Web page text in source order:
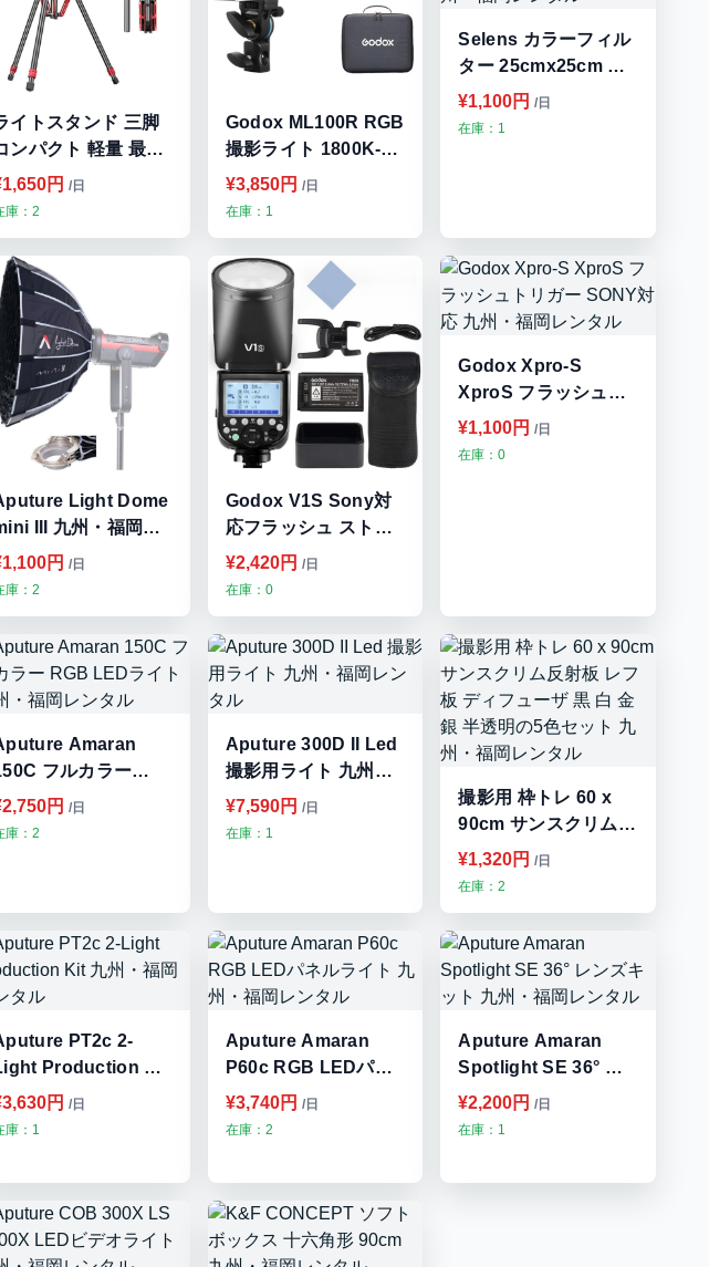
イトスタンド 三脚
ンパクト 軽量 最大
高さ調節可能
州・福岡レンタル
円 /日
庫：2
Godox ML100R RGB
撮影ライト 1800K-
10000Kアプリコント
ロール対応 九州・福
¥3,850円 /日
在庫：1
Selens カラーフィル
ター 25cmx25cm 照
明用 ジェルカラーフ
ィルター 半透明 色補
¥1,100円/日
在庫：1
Light Dome
III 九州・福岡レ
タル円 /日
庫：2
Godox V1S Sony対
応フラッシュ ストロ
ボ 九州・福岡レンタ
ル
¥2,420円 /日
在庫：0
Godox Xpro-S
XproS フラッシュト
リガー SONY対応 九
州・福岡レンタル
¥1,100円/日
在庫：0
Amaran
フルカラー
LEDライト 九
・福岡レンタル
円 /日
庫：2
Aputure 300D II Led
撮影用ライト 九州・
福岡レンタル
¥7,590円 /日
在庫：1
撮影用 枠トレ 60 x
90cm サンスクリム反
射板 レフ板 ディフュ
ーザ 黒 白 金 銀 半透
¥1,320円/日
在庫：2
PT2c 2-
Production Kit
州・福岡レンタル
円 /日
庫：1
Aputure Amaran
P60c RGB LEDパネ
ルライト 九州・福岡
レンタル
¥3,740円 /日
在庫：2
Aputure Amaran
Spotlight SE 36° レ
ンズキット 九州・福
岡レンタル
¥2,200円/日
在庫：1